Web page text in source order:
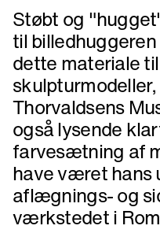
Støbt og
til
dette materiale
Thorvaldsens
også lysende
farvesætning af
have været
aflægnings- og
værkstedet i